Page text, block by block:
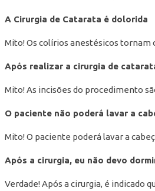
A Cirurgia de Catarata é dolorida
Mito! Os colírios anestésicos
Após realizar a cirurgia de
Mito! As incisões do procedimento
O paciente não poderá lavar a
Mito! O paciente poderá lavar a
Após a cirurgia, eu não devo
Verdade! Após a cirurgia, é indicado